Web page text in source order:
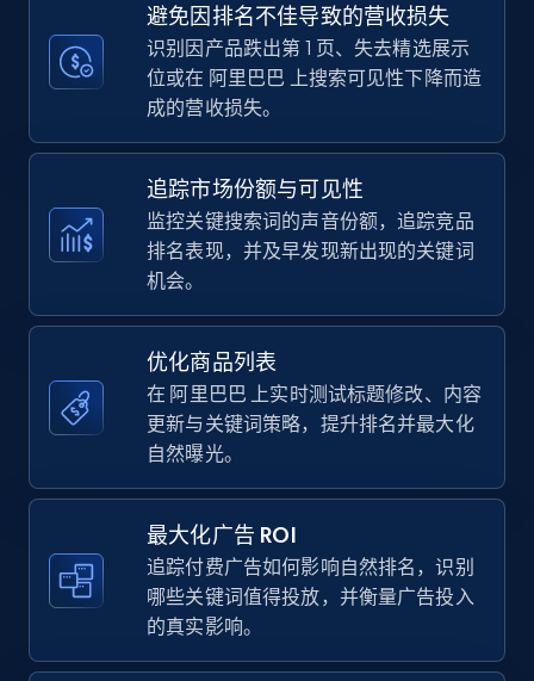
URL, Final price, Sku, Currency, Gtin,
Specifications, Image urls, Top reviews, and
more.
5.6K+ 878+ 立即开始
Walmart - products - Discover products by
using sku numbers
URL, Final price, Sku, Currency, Gtin,
Specifications, Image urls, Top reviews, and
more.
878+
TikTok Shop
URL, Title, Available, Description, Currency, Initial
price, Final price, Discount percent, and more.
避免因排名不佳导致的营收损失
识别因产品跌出第 1 页、失去精选展示
位或在 阿里巴巴 上搜索可见性下降而造
成的营收损失。
追踪市场份额与可见性
监控关键搜索词的声音份额，追踪竞品
排名表现，并及早发现新出现的关键词
机会。
优化商品列表
在 阿里巴巴 上实时测试标题修改、内容
更新与关键词策略，提升排名并最大化
自然曝光。
最大化广告 ROI
追踪付费广告如何影响自然排名，识别
哪些关键词值得投放，并衡量广告投入
的真实影响。